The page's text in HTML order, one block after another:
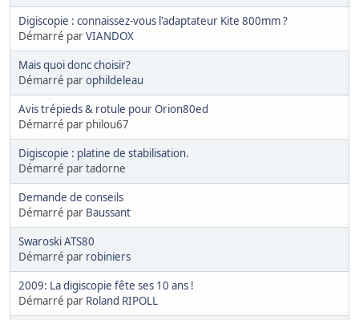
Digiscopie : connaissez-vous l'adaptateur Kite 800mm ?
Démarré parVIANDOX
Mais quoi donc choisir?
Démarré parophildeleau
Avis trépieds & rotule pour Orion80ed
Démarré par philou67
Digiscopie : platine de stabilisation.
Démarré par tadorne
Demande de conseils
Démarré par Baussant
Swaroski ATS80
Démarré par robiniers
2009: La digiscopie fête ses 10 ans !
Démarré par Roland RIPOLL